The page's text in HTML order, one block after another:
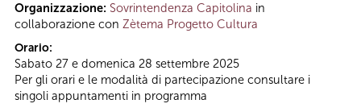
Organizzazione: Sovrintendenza Capitolina in
collaborazione con Zètema Progetto Cultura
Orario:
Sabato 27 e domenica 28 settembre 2025
Per gli orari e le modalità di partecipazione consultare i
singoli appuntamenti in programma